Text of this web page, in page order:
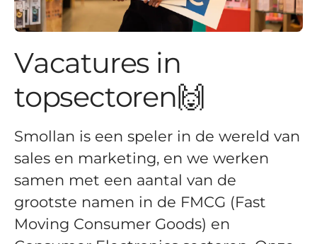
Vacatures in
topsectoren🙌
Smollan is een speler in de wereld van
sales en marketing, en we werken
samen met een aantal van de
grootste namen in de FMCG (Fast
Moving Consumer Goods) en